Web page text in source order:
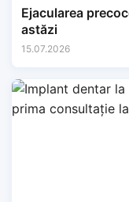
Ejacularea
astăzi
15.07.2026